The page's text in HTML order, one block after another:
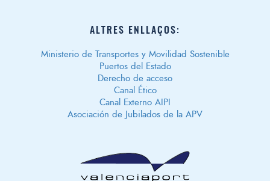
ALTRES ENLLAÇOS:
Ministerio de Transportes y Movilidad Sostenible
Puertos del Estado
Derecho de acceso
Canal Ético
Canal Externo AIPI
Asociación de Jubilados de la APV